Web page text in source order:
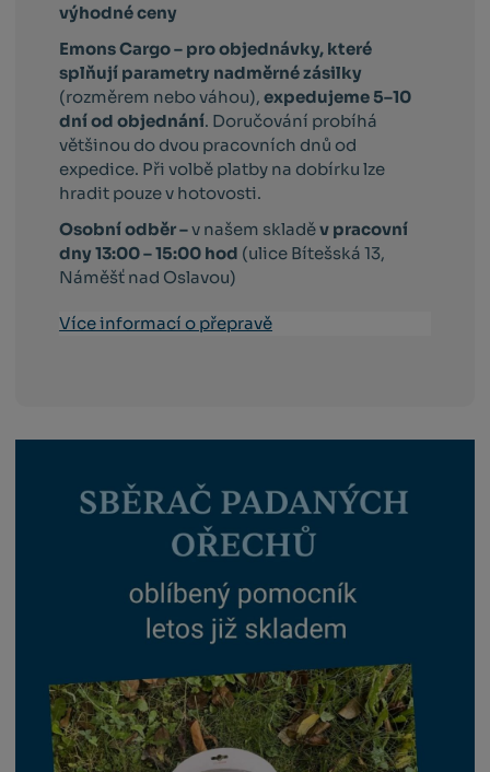
výhodné ceny
Emons Cargo – pro objednávky, které
splňují parametry nadměrné zásilky
(rozměrem nebo váhou),expedujeme 5–10
dní od objednání. Doručování probíhá
většinou do dvou pracovních dnů od
expedice. Při volbě platby na dobírku lze
hradit pouze v hotovosti.
Osobní odběr –v našem skladěv pracovní
dny 13:00 – 15:00 hod (ulice Bítešská 13,
Náměšť nad Oslavou)
Více informací o přepravě